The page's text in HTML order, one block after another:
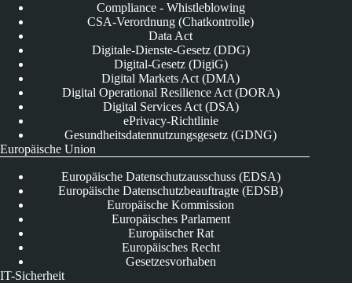
Compliance - Whistleblowing
CSA-Verordnung (Chatkontrolle)
Data Act
Digitale-Dienste-Gesetz (DDG)
Digital-Gesetz (DigiG)
Digital Markets Act (DMA)
Digital Operational Resilience Act (DORA)
Digital Services Act (DSA)
ePrivacy-Richtlinie
Gesundheitsdatennutzungsgesetz (GDNG)
Europäische Union
Europäische Datenschutzausschuss (EDSA)
Europäische Datenschutzbeauftragte (EDSB)
Europäische Kommission
Europäisches Parlament
Europäischer Rat
Europäisches Recht
Gesetzesvorhaben
IT-Sicherheit